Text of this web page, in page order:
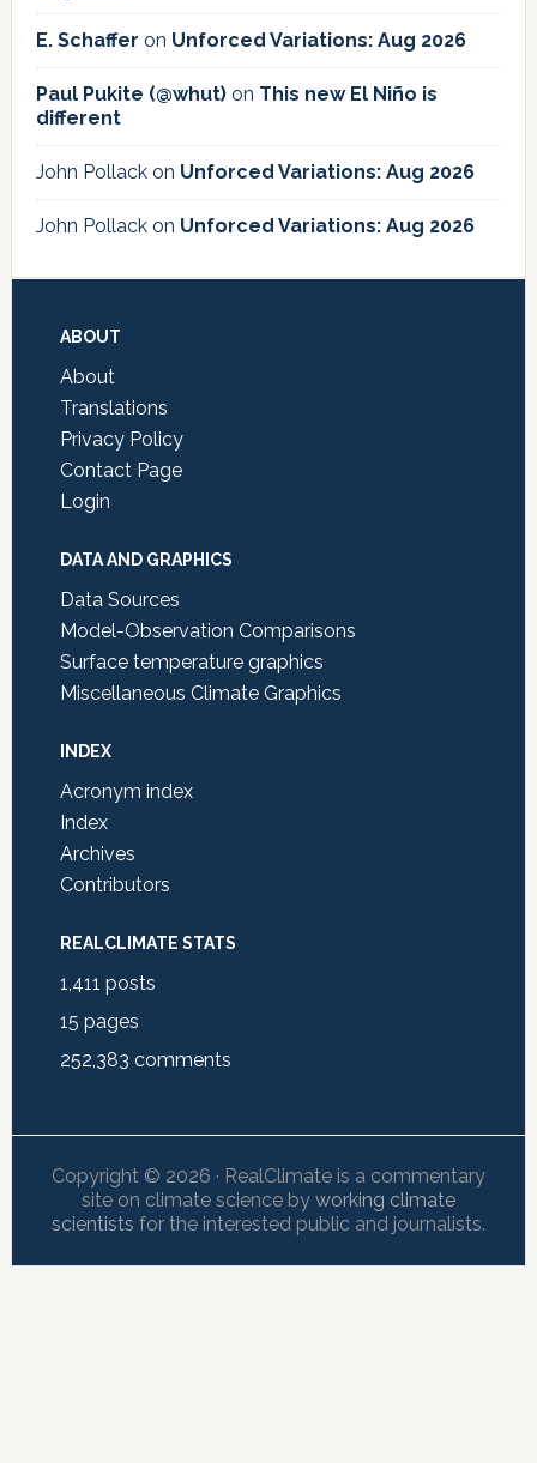
E. Schaffer on Unforced Variations: Aug 2026
Paul Pukite (@whut)on This new El Niño is
different
John Pollackon Unforced Variations: Aug 2026
John Pollackon Unforced Variations: Aug 2026
Footer
ABOUT
About
Translations
Privacy Policy
Contact Page
Login
DATA AND GRAPHICS
Data Sources
Model-Observation Comparisons
Surface temperature graphics
Miscellaneous Climate Graphics
INDEX
Acronym index
Index
Archives
Contributors
REALCLIMATE STATS
1,411 posts
15 pages
252,383 comments
Copyright © 2026 · RealClimate is a commentary
site on climate science by working climate
scientists for the interested public and journalists.